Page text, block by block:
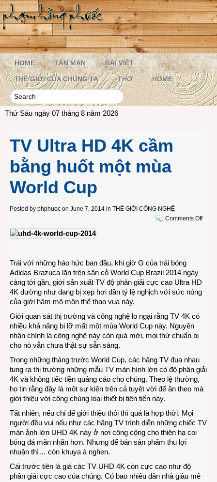
HOME TẢN MẠN BÀI VIẾT
THẾ GIỚI CỦA CHÚNG TA THƠ HOME
Thứ Sáu ngày 07 tháng 8 năm 2026
TV Ultra HD 4K cầm
bằng huốt một mùa
World Cup
Posted by phphuoc on June 7, 2014 in THẾ GIỚI CÔNG NGHỆ
Comments Offon
Trái với những háo hức ban đầu, khi giờ G của trái bóng
Adidas Brazuca lăn trên sân cỏ World Cup Brazil 2014 ngày
càng tới gần, giới sản xuất TV độ phân giải cực cao Ultra HD
4K dường như đang bị xẹp hơi dần tỷ lệ nghịch với sức nóng
của giới hâm mộ môn thể thao vua này.
Giới quan sát thị trường và công nghệ lo ngại rằng TV 4K có
nhiều khả năng bị lỡ mất một mùa World Cup này. Nguyên
nhân chính là công nghệ này còn quá mới, mọi thứ chuẩn bị
cho nó vẫn chưa thật sự sẵn sàng.
Trong những tháng trước World Cup, các hãng TV đua nhau
tung ra thị trường những mẫu TV màn hình lớn có độ phân giải
4K và không tiếc tiền quảng cáo cho chúng. Theo lệ thường,
họ tin rằng đây là một sự kiện trên cả tuyệt vời để ăn theo mà
giới thiệu với công chúng loại thiết bị tiên tiến này.
Tất nhiên, nếu chỉ để giới thiệu thôi thì quả là hợp thời. Mọi
người đều vui nếu như các hãng TV trình diễn những chiếc TV
màn ảnh lớn UHD 4K này ở nơi công cộng cho thiên hạ coi
bóng đá mãn nhãn hơn. Nhưng để bán sản phẩm thu lợi
nhuận thì… còn khuya à nghen.
Cái trước tiên là giá các TV UHD 4K còn cực cao như độ
phân giải cực cao của chúng. Có bao nhiêu dân nhà giàu mê